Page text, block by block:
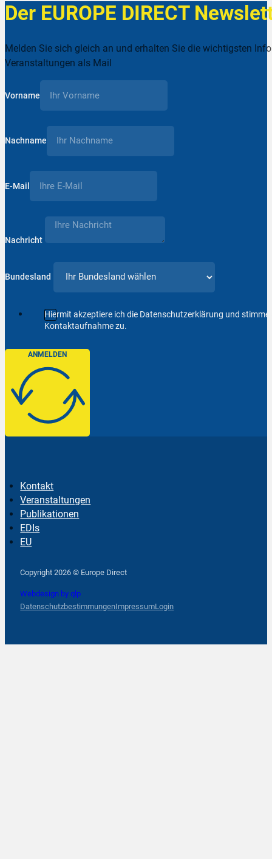
Der EUROPE DIRECT
Melden Sie sich gleich an und erhalten Sie die wichtigsten
Veranstaltungen als Mail
Vorname
Nachname
E-Mail
Nachricht
Bundesland
Hiermit akzeptiere ich die Datenschutzerklärung und
Kontaktaufnahme zu.
ANMELDEN
Kontakt
Veranstaltungen
Publikationen
EDIs
EU
Copyright 2026 © Europe Direct
Webdesign by qlp
DatenschutzbestimmungenImpressumLogin